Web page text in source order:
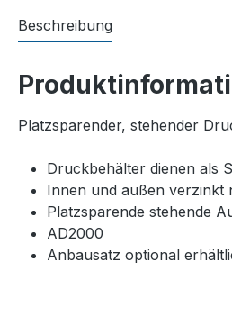
Beschreibung
Platzsparender, stehender
Druckbehälter dienen als
Innen und außen verzinkt
Platzsparende stehende
AD2000
Anbausatz optional